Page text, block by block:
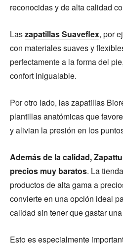
reconocidas y de alta calidad
Laszapatillas Suaveflex, por
con materiales suaves y
perfectamente a la forma del
confort inigualable.
Por otro lado, las zapatillas
plantillas anatómicas que
y alivian la presión en los
Además de la calidad,
precios muy baratos. La
productos de alta gama a
convierte en una opción ideal
calidad sin tener que gastar
Esto es especialmente